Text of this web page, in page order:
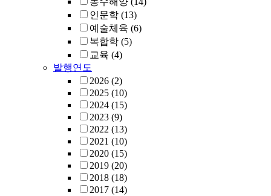
인문학 (13)
예술체육 (6)
복합학 (5)
교육 (4)
발행연도
2026 (2)
2025 (10)
2024 (15)
2023 (9)
2022 (13)
2021 (10)
2020 (15)
2019 (20)
2018 (18)
2017 (14)